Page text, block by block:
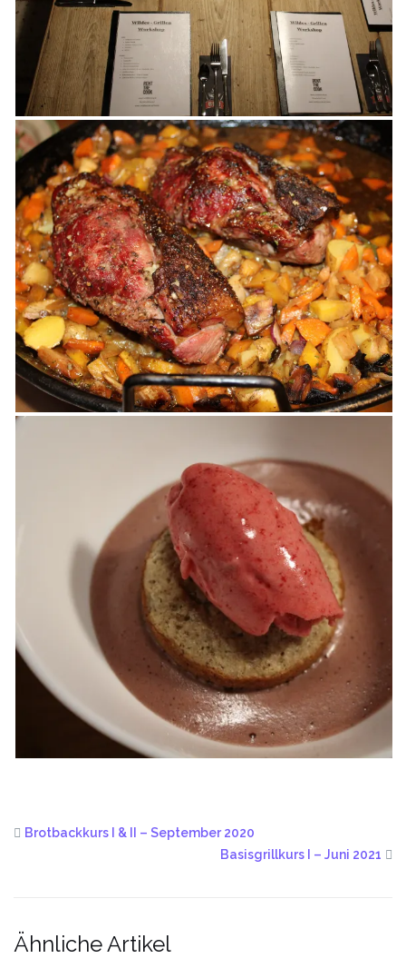
Brotbackkurs I & II – September 2020
Basisgrillkurs I – Juni 2021
Ähnliche Artikel